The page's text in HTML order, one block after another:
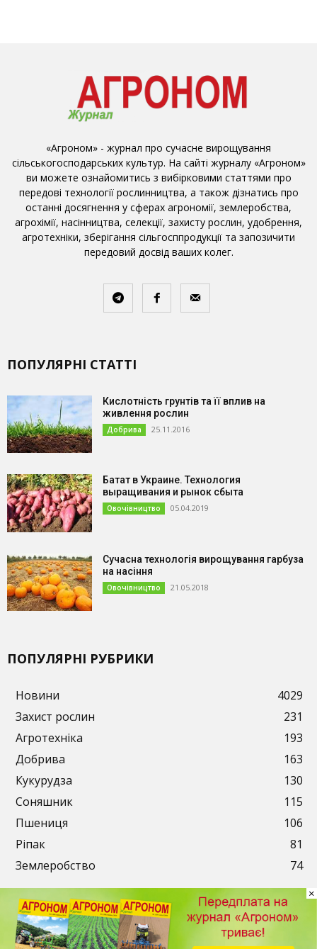
«Агроном» - журнал про сучасне вирощування
сільськогосподарських культур. На сайті журналу «Агроном»
ви можете ознайомитись з вибірковими статтями про
передові технології рослинництва, а також дізнатись про
останні досягнення у сферах агрономії, землеробства,
агрохімії, насінництва, селекції, захисту рослин, удобрення,
агротехніки, зберігання сільгосппродукції та запозичити
передовий досвід ваших колег.
ПОПУЛЯРНІ СТАТТІ
Кислотність грунтів та її вплив на
живлення рослин
Добрива 25.11.2016
Батат в Украине. Технология
выращивания и рынок сбыта
Овочівництво 05.04.2019
Сучасна технологія вирощування гарбуза
на насіння
Овочівництво 21.05.2018
ПОПУЛЯРНІ РУБРИКИ
Новини
4029
Захист рослин
231
Агротехніка
193
Добрива
163
Кукурудза
130
Соняшник
115
Пшениця
106
Ріпак
81
Землеробство
74
Публікації Рекламодавцям Контакти
×